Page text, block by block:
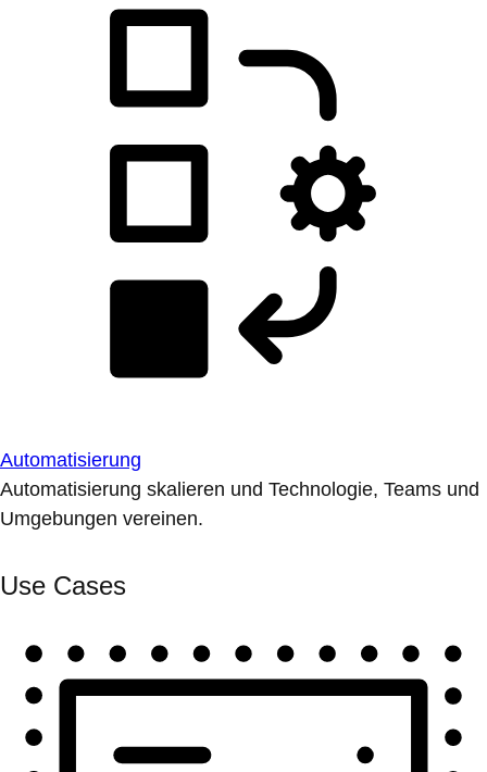
Automatisierung
Automatisierung skalieren und Technologie, Teams und
Umgebungen vereinen.
Use Cases